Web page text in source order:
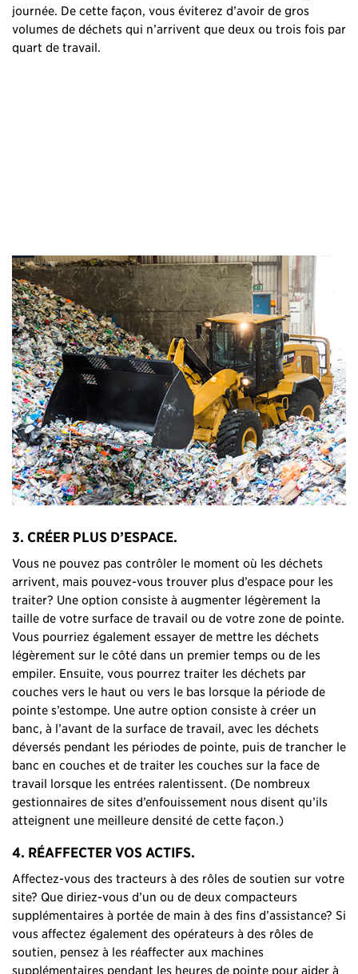
journée. De cette façon, vous éviterez d’avoir de gros
volumes de déchets qui n’arrivent que deux ou trois fois par
quart de travail.
3. CRÉER PLUS D’ESPACE.
Vous ne pouvez pas contrôler le moment où les déchets
arrivent, mais pouvez-vous trouver plus d’espace pour les
traiter? Une option consiste à augmenter légèrement la
taille de votre surface de travail ou de votre zone de pointe.
Vous pourriez également essayer de mettre les déchets
légèrement sur le côté dans un premier temps ou de les
empiler. Ensuite, vous pourrez traiter les déchets par
couches vers le haut ou vers le bas lorsque la période de
pointe s’estompe. Une autre option consiste à créer un
banc, à l’avant de la surface de travail, avec les déchets
déversés pendant les périodes de pointe, puis de trancher le
banc en couches et de traiter les couches sur la face de
travail lorsque les entrées ralentissent. (De nombreux
gestionnaires de sites d’enfouissement nous disent qu’ils
atteignent une meilleure densité de cette façon.)
4. RÉAFFECTER VOS ACTIFS.
Affectez-vous des tracteurs à des rôles de soutien sur votre
site? Que diriez-vous d’un ou de deux compacteurs
supplémentaires à portée de main à des fins d’assistance? Si
vous affectez également des opérateurs à des rôles de
soutien, pensez à les réaffecter aux machines
supplémentaires pendant les heures de pointe pour aider à